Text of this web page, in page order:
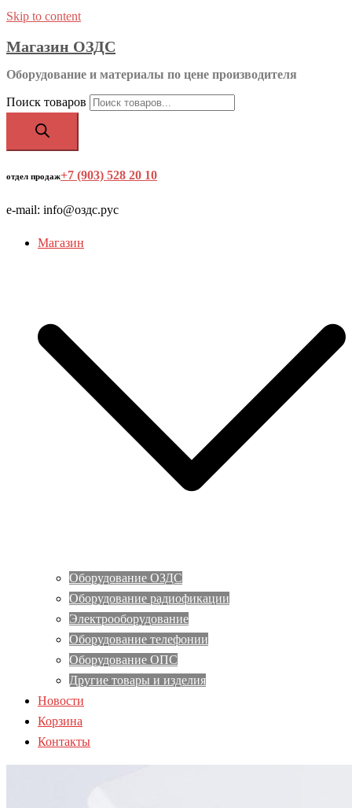
Skip to content
Магазин ОЗДС
Оборудование и материалы по цене производителя
Поиск товаров
отдел продаж+7 (903) 528 20 10
e-mail: info@оздс.рус
Магазин
Оборудование ОЗДС
Оборудование радиофикации
Электрооборудование
Оборудование телефонии
Оборудование ОПС
Другие товары и изделия
Новости
Корзина
Контакты